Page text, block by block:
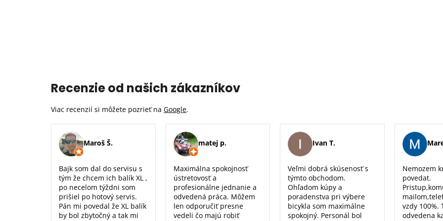
Recenzie od našich zákazníkov
Viac recenzií si môžete pozrieť na Google.
Maroš Š.
Bajk som dal do servisu s
tým že chcem ich balík XL ,
po necelom týždni som
prišiel po hotový servis.
Pán mi povedal že XL balík
by bol zbytočný a tak mi
matej p.
Maximálna spokojnosť
ústretovosť a
profesionálne jednanie a
odvedená práca. Môžem
len odporučiť presne
vedeli čo majú robiť
Ivan T.
Veľmi dobrá skúsenosť s
týmto obchodom.
Ohľadom kúpy a
poradenstva pri výbere
bicykla som maximálne
spokojný. Personál bol
Nemozem
povedat.
vzdy 100%.
odvedena